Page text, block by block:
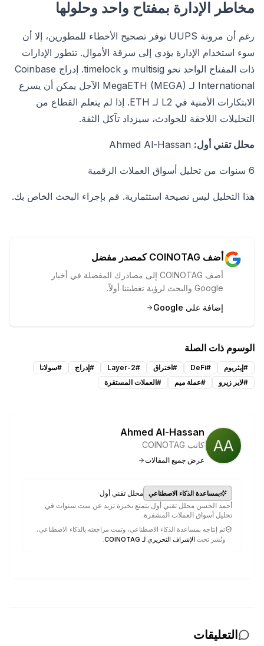
مخاطر الإدارة بمفتاح واحد وحلولها
رغم أن مرونة UUPS توفر تصحيح الأخطاء للمطورين، إلا أن
سوء استخدام الإدارة يؤدي إلى سرقة الأموال. تتطور الإدارات
ذات المفتاح الواحد نحو multisig و timelock. إدراج Coinbase
International لـ MegaETH (MEGA) الآجل يمكن أن يسرع
الابتكارات الأمنية في L2 لـ ETH. إذا لم يتعلم القطاع من
التحليلات اللاحقة للحوادث، سيزداد تآكل الثقة.
محلل تقني أول:
6 سنوات من تحليل أسواق العملات الرقمية
هذا التحليل ليس نصيحة استثمارية. قم بإجراء البحث الخاص بك.
أضف COINOTAG كمصدر مفضل
أضف COINOTAG إلى مصادرك المفضلة في أخبار
Google والبحث لرؤية تغطيتنا أولاً.
إضافة على Google
الوسوم ذات الصلة
#إيثريوم #
DeFi
#اختراق #
Layer-2
#إدراج #سولانا
#لاير زيرو #عملة ميم #العملات المستقرة
Ahmed Al-Hassan
كاتب COINOTAG
عرض جميع المقالات
بمساعدة الذكاء الاصطناعي محلل تقني أول·
أحمد الحسن محلل تقني أول يتمتع بخبرة تزيد عن ست سنوات في
تحليل أسواق العملات المشفرة.
تم إنتاجه بمساعدة الذكاء الاصطناعي، وتمت مراجعته بالذكاء الاصطناعي،
ونُشر تحت الإشراف التحريري لـ COINOTAG .
التعليقات